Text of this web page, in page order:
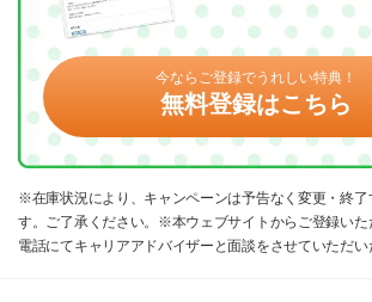
今ならご登録でうれしい特典！
無料登録はこちら
※在庫状況により、キャンペーンは予告なく変更・終了
す。ご了承ください。※本ウェブサイトからご登録いた
電話にてキャリアアドバイザーと面談をさせていただい